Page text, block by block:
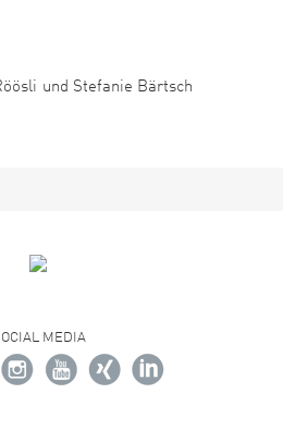
und Stefanie Bärtsch
MEDIA